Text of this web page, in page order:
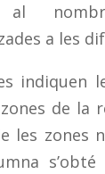
al
a les
indiquen
de la
les zones